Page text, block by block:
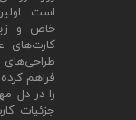
است.
خاص و
کارت‌های
فراهم
را در دل
جزئیات